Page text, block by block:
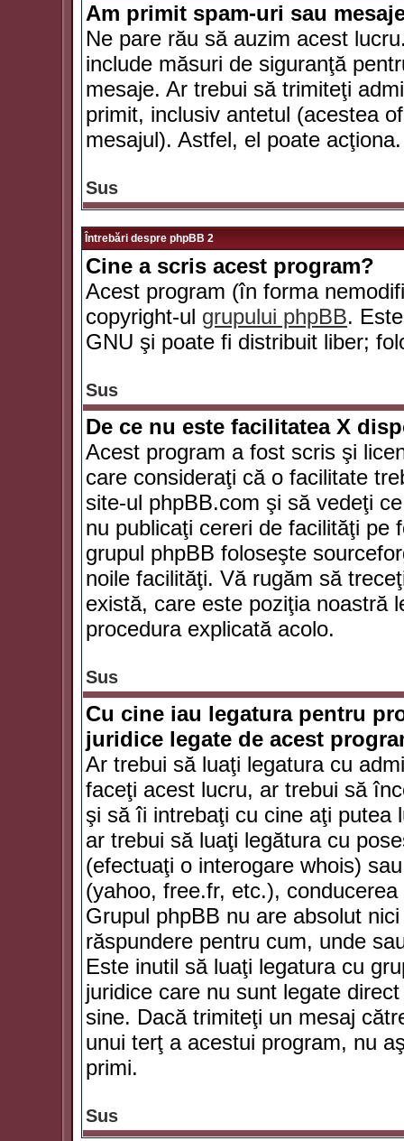
Am primit spam-uri sau
Ne pare rău să auzim acest
include măsuri de siguranţă
mesaje. Ar trebui să trimiteţi
primit, inclusiv antetul (acestea
mesajul). Astfel, el poate acţiona.
Sus
Întrebări despre phpBB 2
Cine a scris acest program?
Acest program (în forma
copyright-ul grupului phpBB.
GNU şi poate fi distribuit liber;
Sus
De ce nu este facilitatea X
Acest program a fost scris şi
care consideraţi că o facilitate
site-ul phpBB.com şi să vedeţi
nu publicaţi cereri de facilităţi pe
grupul phpBB foloseşte
noile facilităţi. Vă rugăm să
există, care este poziţia noastră
procedura explicată acolo.
Sus
Cu cine iau legatura pentru
juridice legate de acest
Ar trebui să luaţi legatura cu
faceţi acest lucru, ar trebui să
şi să îi intrebaţi cu cine aţi putea
ar trebui să luaţi legătura cu
(efectuaţi o interogare whois)
(yahoo, free.fr, etc.),
Grupul phpBB nu are absolut
răspundere pentru cum, unde
Este inutil să luaţi legatura cu
juridice care nu sunt legate
sine. Dacă trimiteţi un mesaj
unui terţ a acestui program, nu
primi.
Sus